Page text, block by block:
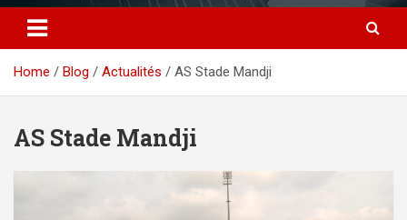
Home Blog Actualités AS Stade Mandji
AS Stade Mandji